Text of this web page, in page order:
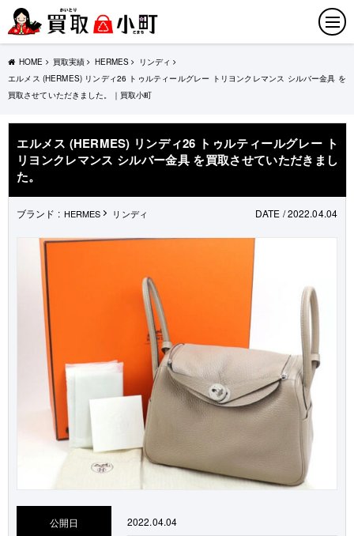
HOME 買取実績 HERMES
リンディ
エルメス (HERMES) リンディ26 トゥルティールグレー トリヨンクレマンス シルバー金具 を
買取させていただきました。｜買取小町
エルメス (HERMES) リンディ26 トゥルティールグレー ト
リヨンクレマンス シルバー金具 を買取させていただきまし
た。
ブランド : HERMES リンディ DATE / 2022.04.04
公開日 2022.04.04